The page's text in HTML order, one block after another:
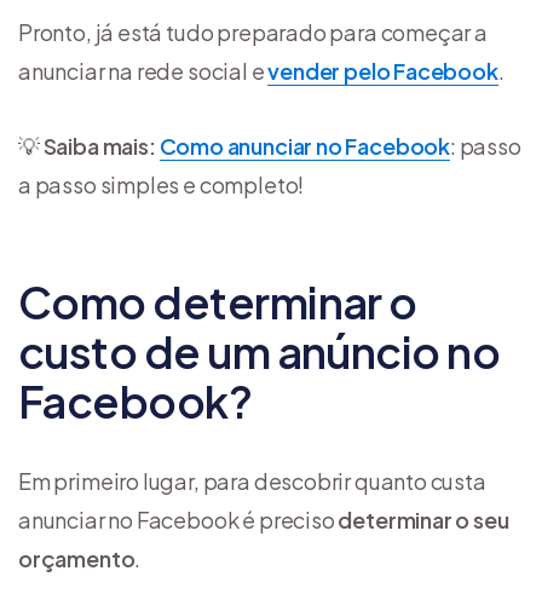
Pronto, já está tudo preparado para começar a
anunciar na rede social evender pelo Facebook.
💡Saiba mais: Como anunciar no Facebook: passo
a passo simples e completo!
Como determinar o
custo de um anúncio no
Facebook?
Em primeiro lugar, para descobrir quanto custa
anunciar no Facebook é precisodeterminar o seu
orçamento.